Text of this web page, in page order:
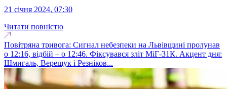
21 січня 2024, 07:30
Читати повністю
Повітряна тривога: Сигнал небезпеки на Львівщині пролунав
о 12:16, відбій – о 12:46. Фіксувався зліт МіГ-31К. Акцент дня:
Шмигаль, Верещук і Резніков...